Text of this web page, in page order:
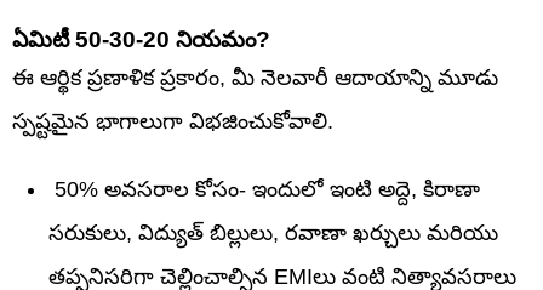
ఏమిటీ 50-30-20 నియమం?
ఈ ఆర్థిక ప్రణాళిక ప్రకారం, మీ నెలవారీ ఆదాయాన్ని మూడు
స్పష్టమైన భాగాలుగా విభజించుకోవాలి.
50% అవసరాల కోసం- ఇందులో ఇంటి అద్దె, కిరాణా
సరుకులు, విద్యుత్ బిల్లులు, రవాణా ఖర్చులు మరియు
తప్పనిసరిగా చెల్లించాల్సిన EMIలు వంటి నిత్యావసరాలు